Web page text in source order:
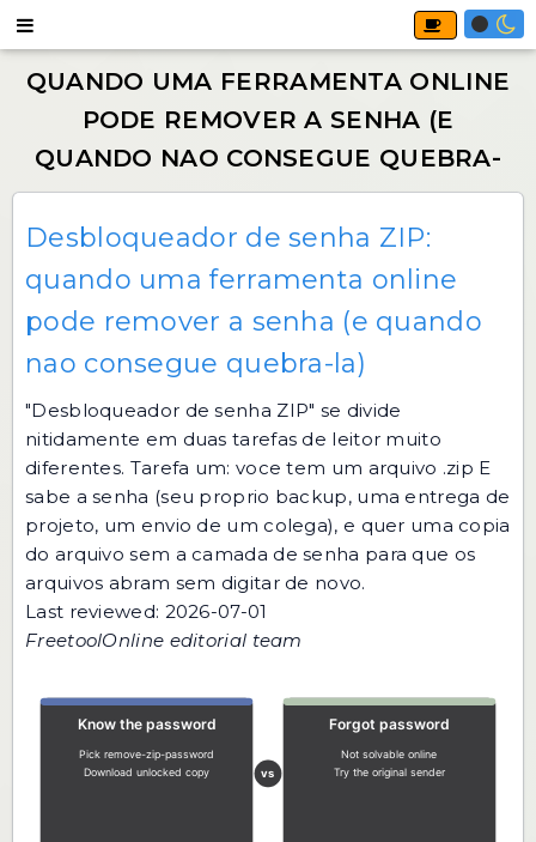
Desbloqueador de senha ZIP:
quando uma ferramenta online
pode remover a senha (e quando
nao consegue quebra-la)
"Desbloqueador de senha ZIP" se divide
nitidamente em duas tarefas de leitor muito
diferentes. Tarefa um: voce tem um arquivo .zip E
sabe a senha (seu proprio backup, uma entrega de
projeto, um envio de um colega), e quer uma copia
do arquivo sem a camada de senha para que os
arquivos abram sem digitar de novo.
Last reviewed: 2026-07-01
FreetoolOnline editorial team